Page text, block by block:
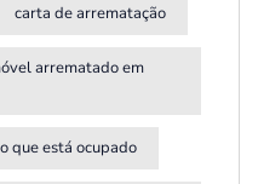
carta de arrematação
arrematado em
que está ocupado